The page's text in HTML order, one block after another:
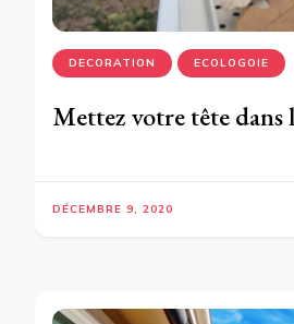
DECORATION ECOLOGOIE
Mettez votre tête dans
DÉCEMBRE 9, 2020